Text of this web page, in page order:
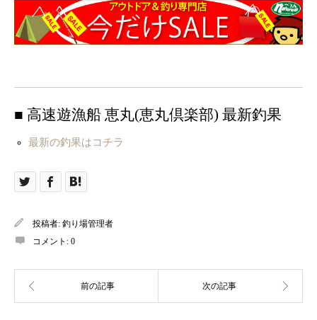
■ 高速遊漁船 恵丸(恵丸倶楽部) 最新釣果
最新の釣果はコチラ
投稿者: 釣り場管理者
コメント: 0